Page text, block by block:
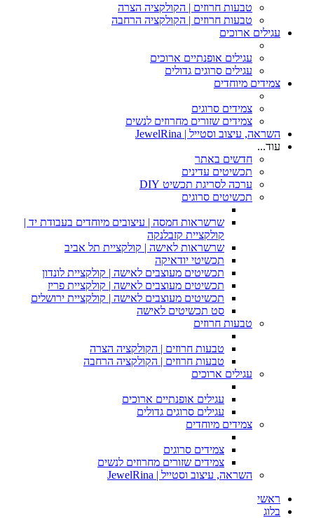
טבעות חרוזים | הקולקציה הצרה
טבעות חרוזים | הקולקציה הרחבה
עגילים ארוכים
עגילים אופנתיים ארוכים
עגילים סרוגים גדולים
צמידים מיוחדים
צמידים סרוגים
צמידים שזורים מחרוזים לנשים
השראה, עיצוב וסטייל | JewelRina
עוד...
חדשים באתר
תכשיטים עדינים
ערכה לסריגת תכשיט DIY
תכשיטים סרוגים
שרשראות חמסה | עיצובים מיוחדים בעבודת יד |
קולקציית קזבלנקה
שרשראות לאישה | קולקציית תל אביב
תכשיטי יודאיקה
תכשיטים מעוצבים לאישה | קולקציית לונדון
תכשיטים מעוצבים לאישה | קולקציית פריז
תכשיטים מעוצבים לאישה | קולקציית ירושלים
סט תכשיטים לאישה
טבעות חרוזים
טבעות חרוזים | הקולקציה הצרה
טבעות חרוזים | הקולקציה הרחבה
עגילים ארוכים
עגילים אופנתיים ארוכים
עגילים סרוגים גדולים
צמידים מיוחדים
צמידים סרוגים
צמידים שזורים מחרוזים לנשים
השראה, עיצוב וסטייל | JewelRina
ראשי
בלוג